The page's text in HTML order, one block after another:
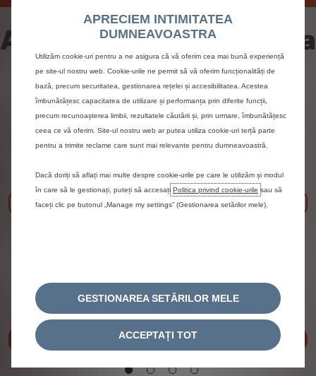
Automobile hybrid de la
Citroën
Précédent
Noul C3
Descoperă
APRECIEM INTIMITATEA
DUMNEAVOASTRA
Utilizăm cookie-uri pentru a ne asigura că vă oferim cea mai bună experiență
pe site-ul nostru web. Cookie-urile ne permit să vă oferim funcționalități de
bază, precum securitatea, gestionarea rețelei și accesibilitatea. Acestea
îmbunătățesc capacitatea de utilizare și performanța prin diferite funcții,
precum recunoașterea limbii, rezultatele căutării și, prin urmare, îmbunătățesc
ceea ce vă oferim. Site-ul nostru web ar putea utiliza cookie-uri terță parte
pentru a trimite reclame care sunt mai relevante pentru dumneavoastră.
Dacă doriți să aflați mai multe despre cookie-urile pe care le utilizăm și modul
în care să le gestionați, puteți să accesați Politica privind cookie-urile sau să
faceți clic pe butonul „Manage my settings” (Gestionarea setărilor mele).
GESTIONAREA SETĂRILOR MELE
ACCEPTAȚI TOT